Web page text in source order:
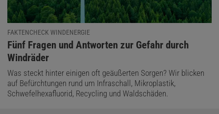
FAKTENCHECK WINDENERGIE
:
Fünf Fragen und Antworten zur Gefahr durch
Windräder
Was steckt hinter einigen oft geäußerten Sorgen? Wir blicken
auf Befürchtungen rund um Infraschall, Mikroplastik,
Schwefelhexafluorid, Recycling und Waldschäden.